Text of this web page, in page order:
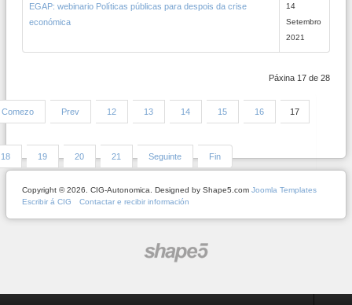
EGAP: webinario Políticas públicas para despois da crise
económica
14
Setembro
2021
Páxina 17 de 28
Comezo Prev 12 13 14 15 16 17
18 19 20 21 Seguinte Fin
Copyright © 2026. CIG-Autonomica. Designed by Shape5.com Joomla Templates
Escribir á CIG
Contactar e recibir información